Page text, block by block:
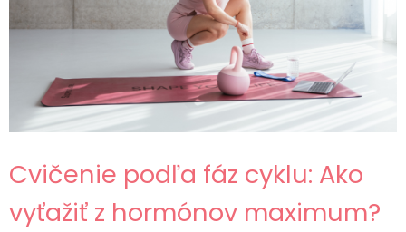
Cvičenie podľa fáz cyklu: Ako
vyťažiť z hormónov maximum?